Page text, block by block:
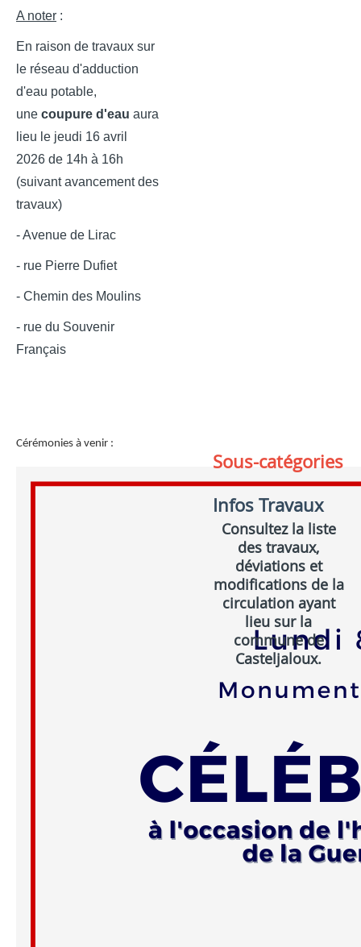
A noter :
En raison de travaux sur
le réseau d'adduction
d'eau potable,
une coupure d'eau aura
lieu le jeudi 16 avril
2026 de 14h à 16h
(suivant avancement des
travaux)
- Avenue de Lirac
- rue Pierre Dufiet
- Chemin des Moulins
- rue du Souvenir
Français
Cérémonies à venir :
Sous-catégories
Infos Travaux
Consultez la liste
des travaux,
déviations et
modifications de la
circulation ayant
lieu sur la
commune de
Casteljaloux.